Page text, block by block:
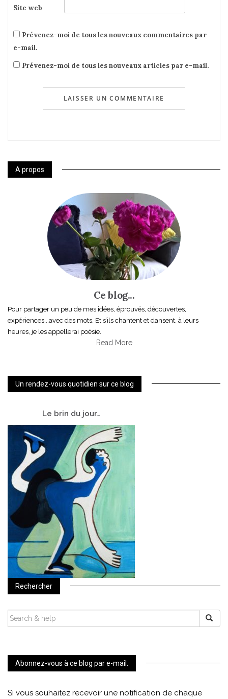
Site web
Prévenez-moi de tous les nouveaux commentaires par
e-mail.
Prévenez-moi de tous les nouveaux articles par e-mail.
A propos
Ce blog...
Pour partager un peu de mes idées, éprouvés, découvertes,
expériences...avec des mots. Et s’ils chantent et dansent, à leurs
heures, je les appellerai poésie.
Read More
Un rendez-vous quotidien sur ce blog
Le brin du jour…
Rechercher
SEARCH
FOR:
Abonnez-vous à ce blog par e-mail.
Si vous souhaitez recevoir une notification de chaque